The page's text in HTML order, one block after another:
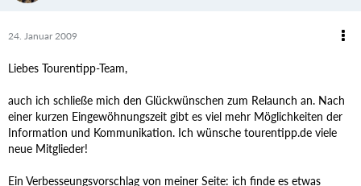
24. Januar 2009
Liebes Tourentipp-Team,
auch ich schließe mich den Glückwünschen zum Relaunch an. Nach
einer kurzen Eingewöhnungszeit gibt es viel mehr Möglichkeiten der
Information und Kommunikation. Ich wünsche tourentipp.de viele
neue Mitglieder!
Ein Verbesseungsvorschlag von meiner Seite: ich finde es etwas